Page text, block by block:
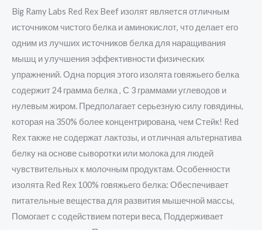
Big Ramy Labs Red Rex Beef изолят является отличным
источником чистого белка и аминокислот, что делает его
одним из лучших источников белка для наращивания
мышц и улучшения эффективности физических
упражнений. Одна порция этого изолята говяжьего белка
содержит 24 грамма белка , С 3 граммами углеводов и
нулевым жиром. Предполагает серьезную силу говядины,
которая на 350% более концентрирована, чем Стейк! Red
Rex также не содержат лактозы, и отличная альтернатива
белку на основе сыворотки или молока для людей
чувствительных к молочным продуктам. Особенности
изолята Red Rex 100% говяжьего белка: Обеспечивает
питательные вещества для развития мышечной массы,
Помогает с содействием потери веса, Поддерживает